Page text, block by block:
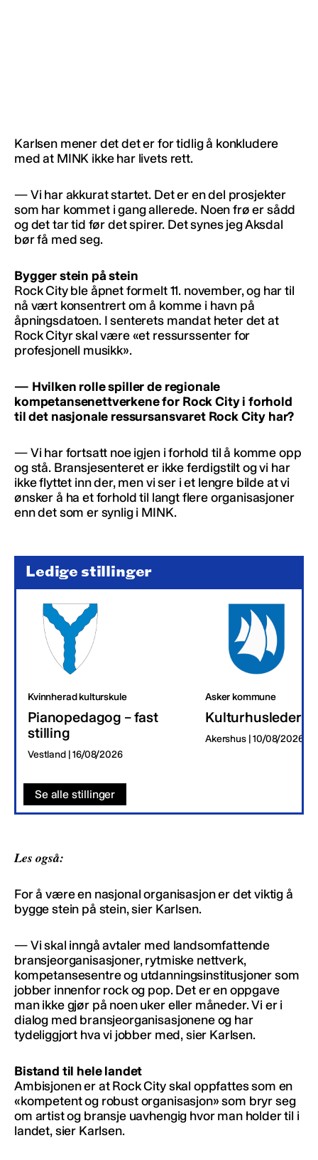
Karlsen mener det det er for tidlig å konkludere
med at MINK ikke har livets rett.
— Vi har akkurat startet. Det er en del prosjekter
som har kommet i gang allerede. Noen frø er sådd
og det tar tid før det spirer. Det synes jeg Aksdal
bør få med seg.
Bygger stein på stein
Rock City ble åpnet formelt 11. november, og har til
nå vært konsentrert om å komme i havn på
åpningsdatoen. I senterets mandat heter det at
Rock Cityr skal være «et ressurssenter for
profesjonell musikk».
— Hvilken rolle spiller de regionale
kompetansenettverkene for Rock City i forhold
til det nasjonale ressursansvaret Rock City har?
— Vi har fortsatt noe igjen i forhold til å komme opp
og stå. Bransjesenteret er ikke ferdigstilt og vi har
ikke flyttet inn der, men vi ser i et lengre bilde at vi
ønsker å ha et forhold til langt flere organisasjoner
enn det som er synlig i MINK.
Ledige stillinger
Kvinnherad kulturskule
Pianopedagog – fast
stilling
Vestland | 16/08/2026
Asker kommune
Kulturhusleder
Akershus | 10/08/2026
Se alle stillinger
Les også:
For å være en nasjonal organisasjon er det viktig å
bygge stein på stein, sier Karlsen.
— Vi skal inngå avtaler med landsomfattende
bransjeorganisasjoner, rytmiske nettverk,
kompetansesentre og utdanningsinstitusjoner som
jobber innenfor rock og pop. Det er en oppgave
man ikke gjør på noen uker eller måneder. Vi er i
dialog med bransjeorganisasjonene og har
tydeliggjort hva vi jobber med, sier Karlsen.
Bistand til hele landet
Ambisjonen er at Rock City skal oppfattes som en
«kompetent og robust organisasjon» som bryr seg
om artist og bransje uavhengig hvor man holder til i
landet, sier Karlsen.